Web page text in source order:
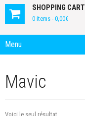
SHOPPING CART
0 items - 0,00€
Menu
Mavic
Voici le seul résultat